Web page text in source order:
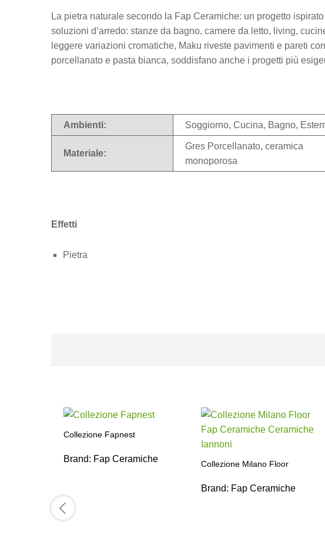
La pietra naturale secondo la Fap Ceramiche: un progetto
soluzioni d’arredo: stanze da bagno, camere da letto, living,
leggere variazioni cromatiche, Maku riveste pavimenti e pareti
porcellanato e pasta bianca, soddisfano anche i progetti più
Ambienti: Soggiorno, Cucina, Bagno,
Materiale:
Gres Porcellanato, ceramica
monoporosa
Effetti
Pietra
Collezione Fapnest
Brand: Fap Ceramiche Collezione Milano Floor
Brand: Fap Ceramiche